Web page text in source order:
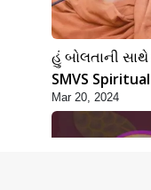
હું બોલતાની
SMVS
Gyan
Mar 20, 2024